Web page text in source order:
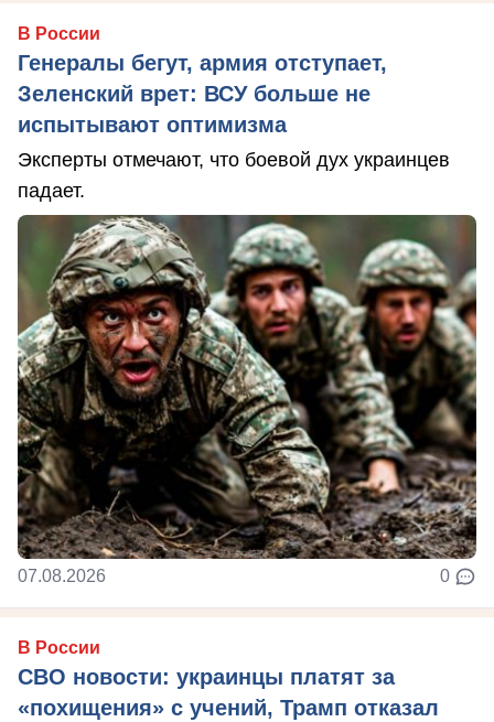
В России
Генералы бегут, армия отступает,
Зеленский врет: ВСУ больше не
испытывают оптимизма
Эксперты отмечают, что боевой дух украинцев
падает.
07.08.2026 0
В России
СВО новости: украинцы платят за
«похищения» с учений, Трамп отказал